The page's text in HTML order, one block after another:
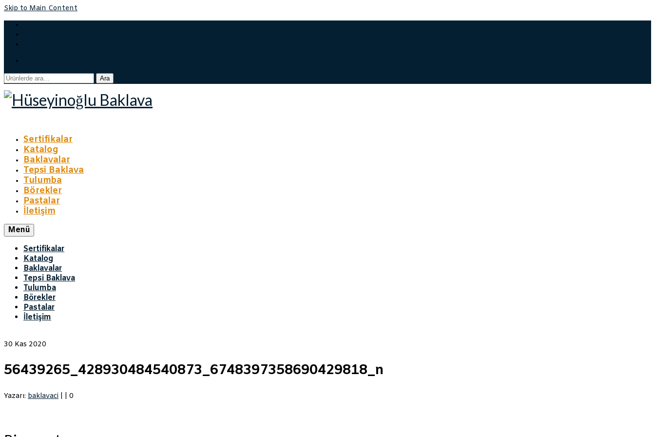
Skip to Main Content
Ara:
Ara
Sertifikalar
Katalog
Baklavalar
Tepsi Baklava
Tulumba
Börekler
Pastalar
İletişim
Menü
Sertifikalar
Katalog
Baklavalar
Tepsi Baklava
Tulumba
Börekler
Pastalar
İletişim
30 Kas 2020
56439265_428930484540873_6748397358690429818_n
Yazarı: baklavaci 0